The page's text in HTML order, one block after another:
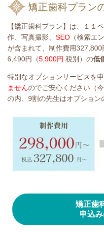
矯正歯科プラン
【矯正歯科プラン】は、
１１
作、写真撮影、 SEO （検索エ
が含まれて、制作費用327,800
6,490円（5,900円 税別）の低
特別なオプションサービスを
ませんのでご安心ください（
の内、9割の先生はオプション
矯正歯
申込